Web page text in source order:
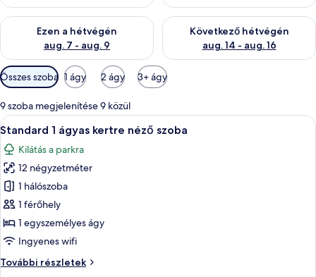
Ezen a hétvégén
aug. 7 - aug. 9
A mostani hétvégi rendelkezésre állás ellenőrzése: aug. 7 -
Következő hétvégén
aug. 14 - aug. 16
A következő hétvégi
Szobákhoz
rendelkezésre
álló
szűrők
Összes szoba 1 ágy 2 ágy 3+ ágy
9 szoba megjelenítése 9 közül
A
következő
szoba
összes
képének
megtekintése:
Standard
1
ágyas
kertre
Egy szállodai szoba, melyben van
6
Standard 1 ágyas kertre néző szoba
Kilátás a parkra
12 négyzetméter
1 hálószoba
1 férőhely
1 egyszemélyes ágy
Ingyenes wifi
További részletek
Standard